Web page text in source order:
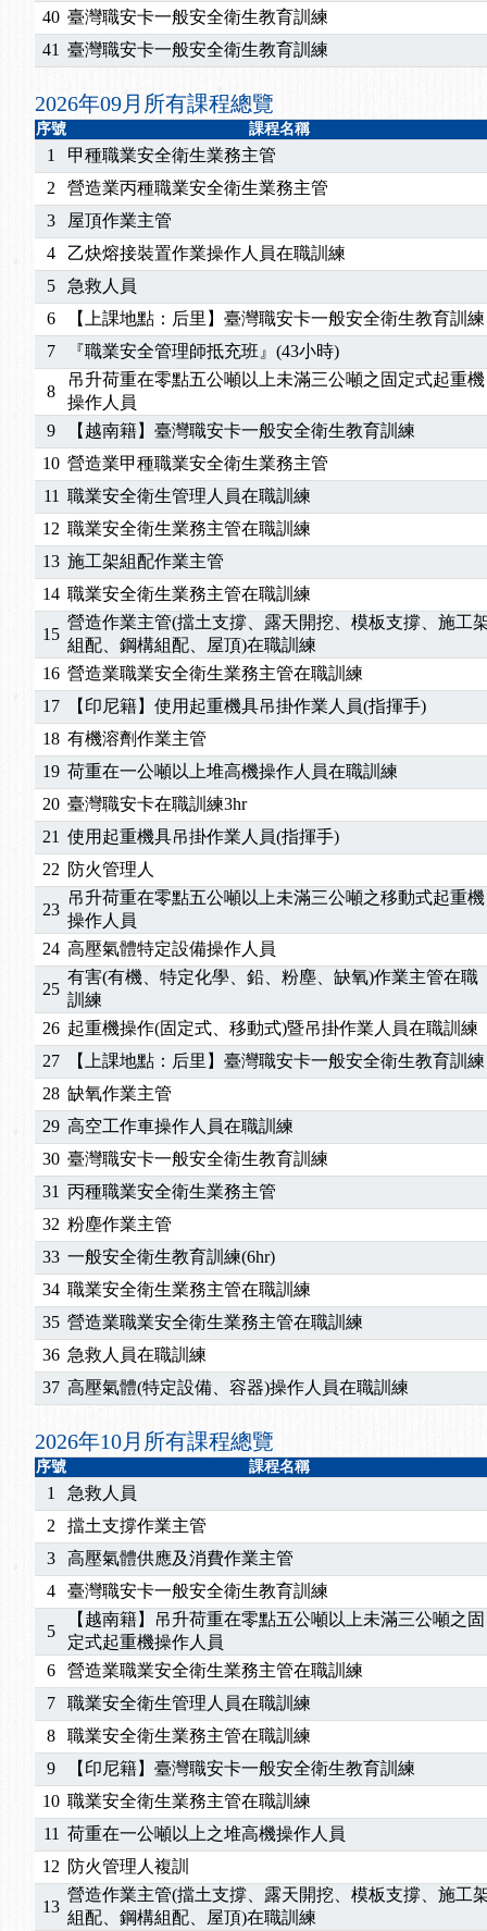
2026/07/08 【中心公告】因應颱風來襲，若遇停班停課消息
2026/05/06【產業人才投資】06/03-06/08堆高機課程，政府出
2026/04/24【製程安全評估人員】開課囉
2025/11/11【中心公告】颱風假11/12停班停課
2025/11/10【中心公告】因應颱風來襲，若遇停班停課消息 補
2025/10/30 【進修課程】2026年，課程意見蒐集~
2025/08/20【進修課程】SDS格式百百種？專業講師帶您判斷
2025/08/12 【中心公告】因應颱風來襲，若遇停班停課消息
2025/07/06【中心公告】颱風假114/07/07停班停課
2025/06/06【進修課程】～～前導課程看這邊推出囉～～
2025/05/29
2025/04/28【進修課程】要怎麼進修自我？課程百百種選擇好
2025/01/21「高壓氣體製造安全主任」、「隧道等襯砌作業主
訓測驗
2025/01/15【線上課程】碳中和核心職能系列課程資訊
2026/07/15 【免費研習】115年製造業危害預防職場安衛法令
2026/07/08【中心公告】因應颱風來襲，若遇停班停課消息 補
2026/05/06【產業人才投資】06/03-06/08堆高機課程，政府出
2026/04/24【製程安全評估人員】開課囉
2025/11/11【中心公告】颱風假11/12停班停課
2025/11/10【中心公告】因應颱風來襲，若遇停班停課消息 補
2025/10/30【進修課程】2026年，課程意見蒐集~
2025/08/20【進修課程】SDS格式百百種？專業講師帶您判斷
2025/08/12【中心公告】因應颱風來襲，若遇停班停課消息 補
2025/07/06 【中心公告】颱風假114/07/07停班停課
2025/06/06【進修課程】～～前導課程看這邊推出囉～～
2025/05/29【進修課程】前導課程推出公告！
2025/04/28 【進修課程】要怎麼進修自我？課程百百種選擇好
2025/01/21「高壓氣體製造安全主任」、「隧道等襯砌作業主
訓測驗
2025/01/15【線上課程】碳中和核心職能系列課程資訊
2026/07/15【免費研習】115年製造業危害預防職場安衛法令
2026/07/08【中心公告】因應颱風來襲，若遇停班停課消息 補
2026/05/06【產業人才投資】06/03-06/08堆高機課程，政府出
2026/04/24【製程安全評估人員】開課囉
2025/11/11 【中心公告】颱風假11/12停班停課
2025/11/10【中心公告】因應颱風來襲，若遇停班停課消息 補
2025/10/30【進修課程】2026年，課程意見蒐集~
2025/08/20【進修課程】SDS格式百百種？專業講師帶您判斷
2025/08/12【中心公告】因應颱風來襲，若遇停班停課消息 補
2025/07/06【中心公告】颱風假114/07/07停班停課
2025/06/06【進修課程】～～前導課程看這邊推出囉～～
2025/05/29【進修課程】前導課程推出公告！
2025/04/28【進修課程】要怎麼進修自我？課程百百種選擇好
2025/01/21「高壓氣體製造安全主任」、「隧道等襯砌作業主
訓測驗
2025/01/15【線上課程】碳中和核心職能系列課程資訊
2026/07/15【免費研習】115年製造業危害預防職場安衛法令
2026/07/08【中心公告】因應颱風來襲，若遇停班停課消息 補
2026/05/06【產業人才投資】06/03-06/08堆高機課程，政府出
2026/04/24【製程安全評估人員】開課囉
2025/11/11【中心公告】颱風假11/12停班停課
2025/11/10【中心公告】因應颱風來襲，若遇停班停課消息 補
2025/10/30【進修課程】2026年，課程意見蒐集~
2025/08/20【進修課程】SDS格式百百種？專業講師帶您判斷
2025/07/06【中心公告】颱風假114/07/07停班停課
2025/06/06【進修課程】～～前導課程看這邊推出囉～～
2025/05/29
2025/04/28 【進修課程】要怎麼進修自我？課程百百種選擇好
2025/01/21「高壓氣體製造安全主任」、「隧道等襯砌作業主
訓測驗
2025/01/15【線上課程】碳中和核心職能系列課程資訊
40 臺灣職安卡一般安全衛生教育訓練
41 臺灣職安卡一般安全衛生教育訓練
2026年09月所有課程總覽
序號 課程名稱
1
甲種職業安全衛生業務主管
2
營造業丙種職業安全衛生業務主管
3
屋頂作業主管
4
乙炔熔接裝置作業操作人員在職訓練
5
急救人員
6
【上課地點：后里】臺灣職安卡一般安全衛生教育訓練
7
『職業安全管理師抵充班』(43小時)
8
吊升荷重在零點五公噸以上未滿三公噸之固定式起重機
操作人員
9
【越南籍】臺灣職安卡一般安全衛生教育訓練
10 營造業甲種職業安全衛生業務主管
11 職業安全衛生管理人員在職訓練
12 職業安全衛生業務主管在職訓練
13 施工架組配作業主管
14 職業安全衛生業務主管在職訓練
15
營造作業主管(擋土支撐、露天開挖、模板支撐、施工
組配、鋼構組配、屋頂)在職訓練
16 營造業職業安全衛生業務主管在職訓練
17
【印尼籍】使用起重機具吊掛作業人員(指揮手)
18 有機溶劑作業主管
19 荷重在一公噸以上堆高機操作人員在職訓練
20 臺灣職安卡在職訓練3hr
21 使用起重機具吊掛作業人員(指揮手)
22 防火管理人
23
吊升荷重在零點五公噸以上未滿三公噸之移動式起重機
操作人員
24 高壓氣體特定設備操作人員
25
有害(有機、特定化學、鉛、粉塵、缺氧)作業主管在職
訓練
26 起重機操作(固定式、移動式)暨吊掛作業人員在職訓練
27
【上課地點：后里】臺灣職安卡一般安全衛生教育訓練
28 缺氧作業主管
29 高空工作車操作人員在職訓練
30 臺灣職安卡一般安全衛生教育訓練
31 丙種職業安全衛生業務主管
32 粉塵作業主管
33 一般安全衛生教育訓練(6hr)
34 職業安全衛生業務主管在職訓練
35 營造業職業安全衛生業務主管在職訓練
36 急救人員在職訓練
37 高壓氣體(特定設備、容器)操作人員在職訓練
2026年10月所有課程總覽
序號 課程名稱
1
急救人員
2
擋土支撐作業主管
3
高壓氣體供應及消費作業主管
4
臺灣職安卡一般安全衛生教育訓練
5
【越南籍】吊升荷重在零點五公噸以上未滿三公噸之固
定式起重機操作人員
6
營造業職業安全衛生業務主管在職訓練
7
職業安全衛生管理人員在職訓練
8
職業安全衛生業務主管在職訓練
9
【印尼籍】臺灣職安卡一般安全衛生教育訓練
10 職業安全衛生業務主管在職訓練
11 荷重在一公噸以上之堆高機操作人員
12 防火管理人複訓
13
營造作業主管(擋土支撐、露天開挖、模板支撐、施工
組配、鋼構組配、屋頂)在職訓練